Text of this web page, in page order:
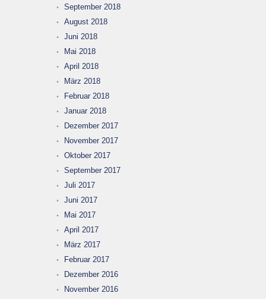
September 2018
August 2018
Juni 2018
Mai 2018
April 2018
März 2018
Februar 2018
Januar 2018
Dezember 2017
November 2017
Oktober 2017
September 2017
Juli 2017
Juni 2017
Mai 2017
April 2017
März 2017
Februar 2017
Dezember 2016
November 2016